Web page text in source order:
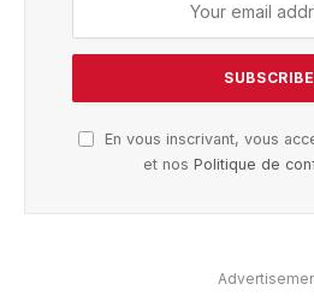
En vous inscrivant, vous
et nos Politique de